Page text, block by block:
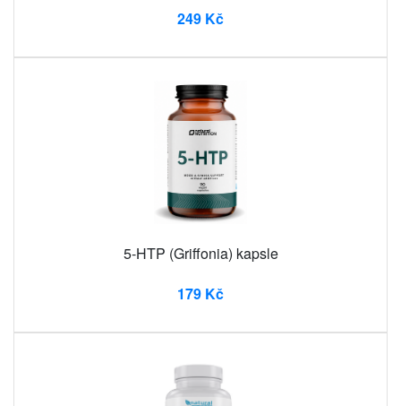
249 Kč
5-HTP (Griffonia) kapsle
179 Kč